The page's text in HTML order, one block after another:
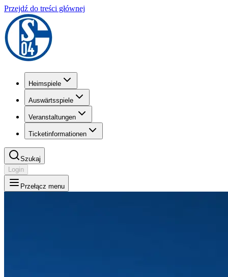
Przejdź do treści głównej
Heimspiele
Auswärtsspiele
Veranstaltungen
Ticketinformationen
Szukaj
Login
Przełącz menu